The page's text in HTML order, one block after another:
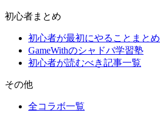
初心者まとめ
初心者が最初にやることまとめ
GameWithのシャドバ学習塾
初心者が読むべき記事一覧
その他
全コラボ一覧